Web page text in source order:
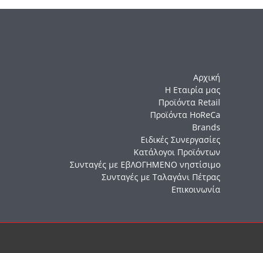
Αρχική
Η Εταιρία μας
Προϊόντα Retail
Προϊόντα HoReCa
Brands
Ειδικές Συνεργασίες
Κατάλογοι Προϊόντων
Συνταγές με ΕβΛΟΓΗΜΕΝΟ νηστίσιμο
Συνταγές με Ταλαγάνι Πέτρας
Επικοινωνία